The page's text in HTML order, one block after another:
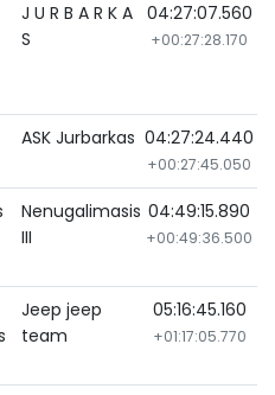
J U R B A R K A
S
04:27:07.560
+00:27:28.170
ASK Jurbarkas 04:27:24.440
+00:27:45.050
Nenugalimasis
III
04:49:15.890
+00:49:36.500
Jeep jeep
team
05:16:45.160
+01:17:05.770